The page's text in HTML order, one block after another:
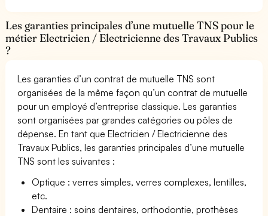
Les garanties principales d’une mutuelle TNS pour le
métier Electricien / Electricienne des Travaux Publics
?
Les garanties d’un contrat de mutuelle TNS sont
organisées de la même façon qu’un contrat de mutuelle
pour un employé d’entreprise classique. Les garanties
sont organisées par grandes catégories ou pôles de
dépense. En tant que Electricien / Electricienne des
Travaux Publics, les garanties principales d’une mutuelle
TNS sont les suivantes :
Optique : verres simples, verres complexes, lentilles,
etc.
Dentaire : soins dentaires, orthodontie, prothèses